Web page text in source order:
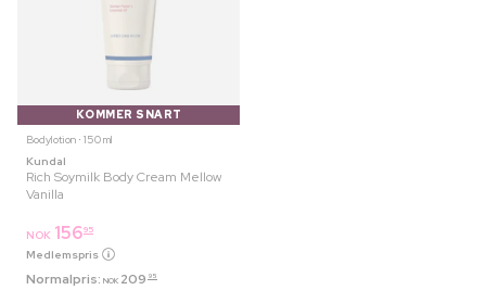
KOMMER SNART
Bodylotion ⋅ 150 ml
Kundal
Rich Soymilk Body Cream Mellow
Vanilla
NOK 15695
Medlemspris
Normalpris: NOK 209 95